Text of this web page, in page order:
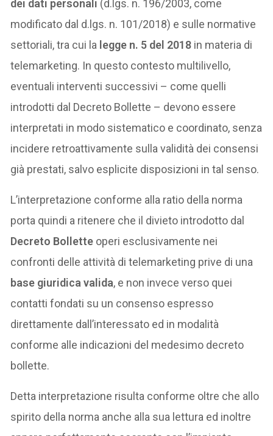
dei dati personali (d.lgs. n. 196/2003, come
modificato dal d.lgs. n. 101/2018) e sulle normative
settoriali, tra cui la legge n. 5 del 2018 in materia di
telemarketing. In questo contesto multilivello,
eventuali interventi successivi – come quelli
introdotti dal Decreto Bollette – devono essere
interpretati in modo sistematico e coordinato, senza
incidere retroattivamente sulla validità dei consensi
già prestati, salvo esplicite disposizioni in tal senso.
L’interpretazione conforme alla ratio della norma
porta quindi a ritenere che il divieto introdotto dal
Decreto Bollette operi esclusivamente nei
confronti delle attività di telemarketing prive di una
base giuridica valida, e non invece verso quei
contatti fondati su un consenso espresso
direttamente dall’interessato ed in modalità
conforme alle indicazioni del medesimo decreto
bollette.
Detta interpretazione risulta conforme oltre che allo
spirito della norma anche alla sua lettura ed inoltre